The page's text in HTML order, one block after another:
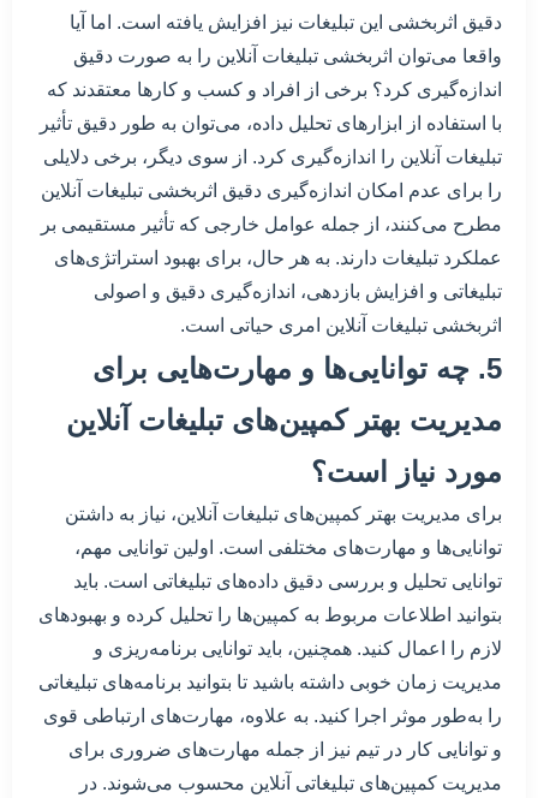
دقیق اثربخشی این تبلیغات نیز افزایش یافته است. اما آیا
واقعا می‌توان اثربخشی تبلیغات آنلاین را به صورت دقیق
اندازه‌گیری کرد؟ برخی از افراد و کسب و کارها معتقدند که
با استفاده از ابزارهای تحلیل داده، می‌توان به طور دقیق تأثیر
تبلیغات آنلاین را اندازه‌گیری کرد. از سوی دیگر، برخی دلایلی
را برای عدم امکان اندازه‌گیری دقیق اثربخشی تبلیغات آنلاین
مطرح می‌کنند، از جمله عوامل خارجی که تأثیر مستقیمی بر
عملکرد تبلیغات دارند. به هر حال، برای بهبود استراتژی‌های
تبلیغاتی و افزایش بازدهی، اندازه‌گیری دقیق و اصولی
اثربخشی تبلیغات آنلاین امری حیاتی است.
5. چه توانایی‌ها و مهارت‌هایی برای
مدیریت بهتر کمپین‌های تبلیغات آنلاین
مورد نیاز است؟
برای مدیریت بهتر کمپین‌های تبلیغات آنلاین، نیاز به داشتن
توانایی‌ها و مهارت‌های مختلفی است. اولین توانایی مهم،
توانایی تحلیل و بررسی دقیق داده‌های تبلیغاتی است. باید
بتوانید اطلاعات مربوط به کمپین‌ها را تحلیل کرده و بهبودهای
لازم را اعمال کنید. همچنین، باید توانایی برنامه‌ریزی و
مدیریت زمان خوبی داشته باشید تا بتوانید برنامه‌های تبلیغاتی
را به‌طور موثر اجرا کنید. به علاوه، مهارت‌های ارتباطی قوی
و توانایی کار در تیم نیز از جمله مهارت‌های ضروری برای
مدیریت کمپین‌های تبلیغاتی آنلاین محسوب می‌شوند. در